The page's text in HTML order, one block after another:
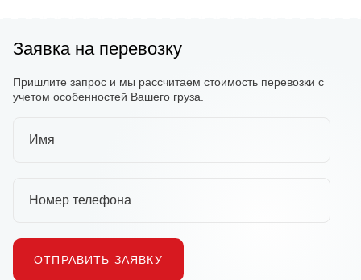
Заявка на перевозку
Пришлите запрос и мы рассчитаем стоимость перевозки с
учетом особенностей Вашего груза.
Имя
Номер телефона
ОТПРАВИТЬ ЗАЯВКУ